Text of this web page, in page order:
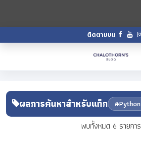
ติดตามบน
ผลการค้นหาสำหรับแท็ก #Python
พบทั้งหมด 6 รายการ